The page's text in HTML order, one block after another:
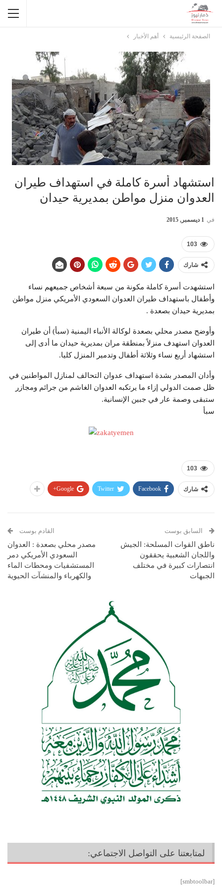
الصفحة الرئيسية أهم الأخبار
استشهاد أسرة كاملة في استهداف طيران
العدوان منزل مواطن بمديرية حيدان
في 1 ديسمبر, 2015
103
شارك
استشهدت أسرة كاملة مكونة من سبعة أشخاص جميعهم نساء
وأطفال باستهداف طيران العدوان السعودي الأمريكي منزل مواطن
بمديرية حيدان بصعدة .
وأوضح مصدر محلي بصعدة لوكالة الأنباء اليمنية (سبأ) أن طيران
العدوان استهدف منزلاً بمنطقة مران بمديرية حيدان ما أدى إلى
استشهاد أربع نساء وثلاثة أطفال وتدمير المنزل كليا.
وأدان المصدر بشدة استهداف عدوان التحالف لمنازل المواطنين في
ظل صمت الدولي إزاء ما يرتكبه العدوان الغاشم من جرائم ومجازر
ستبقى وصمة عار في جبين الإنسانية.
سبأ
103
شارك Facebook
Twitter
Google+
السابق بوست
ناطق القوات المسلحة: الجيش
واللجان الشعبية يحققون
انتصارات كبيرة في مختلف
الجبهات
القادم بوست
مصدر محلي بصعدة : العدوان
السعودي الأمريكي دمر
المستشفيات ومحطات الماء
والكهرباء والمنشآت الحيوية
لمتابعتنا على التواصل الاجتماعي:
[smbtoolbar]